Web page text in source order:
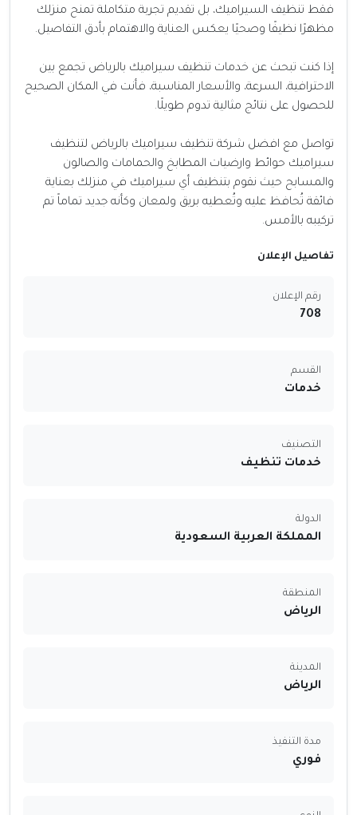
فقط تنظيف السيراميك، بل تقديم تجربة متكاملة تمنح منزلك
مظهرًا نظيفًا وصحيًا يعكس العناية والاهتمام بأدق التفاصيل.
إذا كنت تبحث عن خدمات تنظيف سيراميك بالرياض تجمع بين
الاحترافية، السرعة، والأسعار المناسبة، فأنت في المكان الصحيح
للحصول على نتائج مثالية تدوم طويلًا.
تواصل مع افضل شركة تنظيف سيراميك بالرياض لتنظيف
سيراميك حوائط وارضيات المطابخ والحمامات والصالون
والمسابح حيث نقوم بتنظيف أي سيراميك في منزلك بعناية
فائقة تُحافظ عليه وتُعطيه بريق ولمعان وكأنه جديد تماماً تم
تركيبه بالأمس.
تفاصيل الإعلان
رقم الإعلان
708
القسم
خدمات
التصنيف
خدمات تنظيف
الدولة
المملكة العربية السعودية
المنطقة
الرياض
المدينة
الرياض
مدة التنفيذ
فوري